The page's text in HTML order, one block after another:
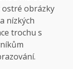
obrázky
nízkých
trochu s